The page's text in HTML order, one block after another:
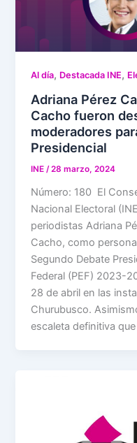
Al día, Destacada INE,
Adriana Pérez
Cacho fueron
moderadores
Presidencial
INE/28 marzo, 2024
Número: 180 El
Nacional Electoral
periodistas Adriana
Cacho, como
Segundo Debate
Federal (PEF) 2023-
28 de abril en las
Churubusco.
escaleta definitiva